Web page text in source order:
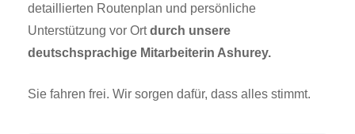
detaillierten Routenplan und persönliche
Unterstützung vor Ortdurch unsere
deutschsprachige Mitarbeiterin Ashurey.
Sie fahren frei. Wir sorgen dafür, dass alles stimmt.